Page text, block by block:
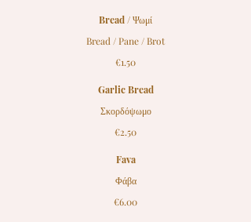
Bread / Ψωμί
Bread / Pane / Brot
€1.50
Garlic Bread
Σκορδόψωμο
€2.50
Fava
Φάβα
€6.00